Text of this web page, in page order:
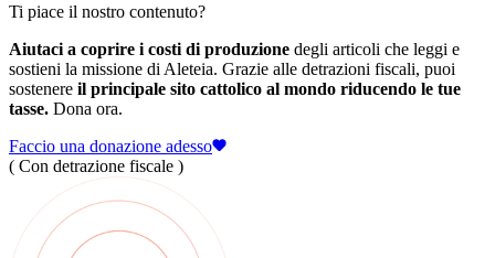
Ti piace il nostro contenuto?
Aiutaci a coprire i costi di produzione degli articoli che leggi e
sostieni la missione di Aleteia. Grazie alle detrazioni fiscali, puoi
sostenere il principale sito cattolico al mondo riducendo le tue
tasse. Dona ora.
Faccio una donazione adesso
( Con detrazione fiscale )